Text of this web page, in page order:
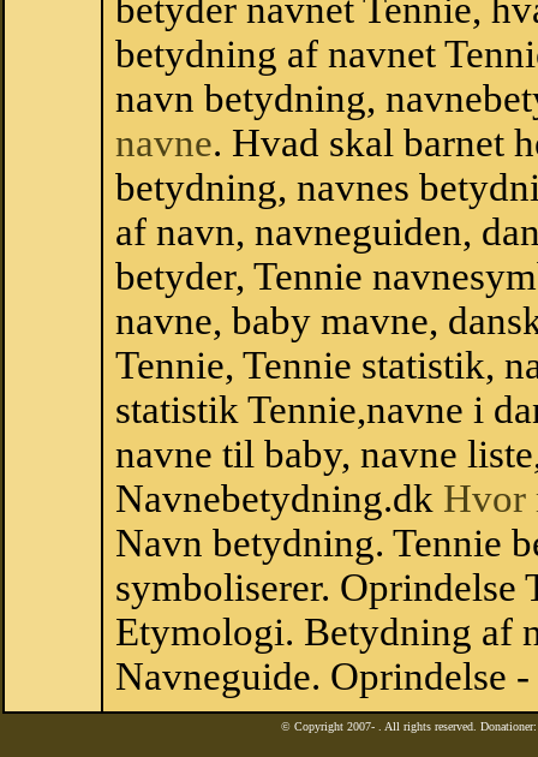
betyder navnet Tennie,
betydning af navnet
navn betydning,
navne. Hvad skal barnet
betydning, navnes
af navn, navneguiden,
betyder, Tennie
navne, baby mavne,
Tennie, Tennie statistik,
statistik Tennie,navne i
navne til baby, navne
Navnebetydning.dk Hvor
Navn betydning. Tennie
symboliserer. Oprindelse
Etymologi. Betydning af
Navneguide. Oprindelse
© Copyright 2007- . All rights reserved.